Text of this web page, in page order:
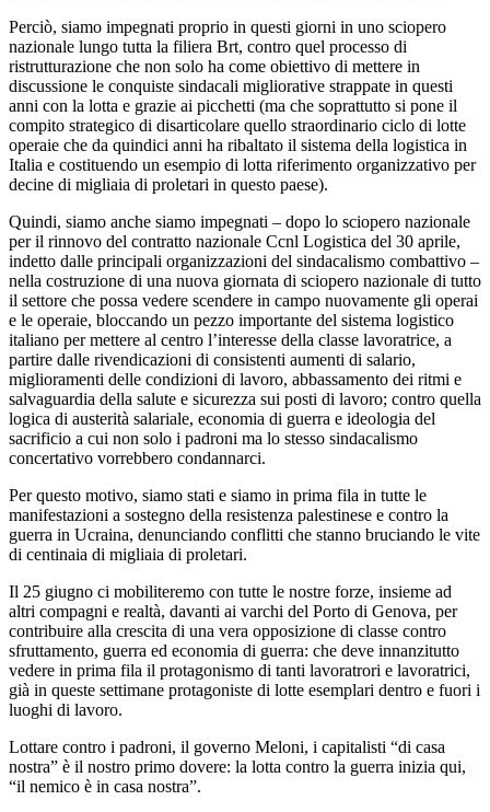
Perciò, siamo impegnati proprio in questi giorni in uno sciopero
nazionale lungo tutta la filiera Brt, contro quel processo di
ristrutturazione che non solo ha come obiettivo di mettere in
discussione le conquiste sindacali migliorative strappate in questi
anni con la lotta e grazie ai picchetti (ma che soprattutto si pone il
compito strategico di disarticolare quello straordinario ciclo di lotte
operaie che da quindici anni ha ribaltato il sistema della logistica in
Italia e costituendo un esempio di lotta riferimento organizzativo per
decine di migliaia di proletari in questo paese).
Quindi, siamo anche siamo impegnati – dopo lo sciopero nazionale
per il rinnovo del contratto nazionale Ccnl Logistica del 30 aprile,
indetto dalle principali organizzazioni del sindacalismo combattivo –
nella costruzione di una nuova giornata di sciopero nazionale di tutto
il settore che possa vedere scendere in campo nuovamente gli operai
e le operaie, bloccando un pezzo importante del sistema logistico
italiano per mettere al centro l’interesse della classe lavoratrice, a
partire dalle rivendicazioni di consistenti aumenti di salario,
miglioramenti delle condizioni di lavoro, abbassamento dei ritmi e
salvaguardia della salute e sicurezza sui posti di lavoro; contro quella
logica di austerità salariale, economia di guerra e ideologia del
sacrificio a cui non solo i padroni ma lo stesso sindacalismo
concertativo vorrebbero condannarci.
Per questo motivo, siamo stati e siamo in prima fila in tutte le
manifestazioni a sostegno della resistenza palestinese e contro la
guerra in Ucraina, denunciando conflitti che stanno bruciando le vite
di centinaia di migliaia di proletari.
Il 25 giugno ci mobiliteremo con tutte le nostre forze, insieme ad
altri compagni e realtà, davanti ai varchi del Porto di Genova, per
contribuire alla crescita di una vera opposizione di classe contro
sfruttamento, guerra ed economia di guerra: che deve innanzitutto
vedere in prima fila il protagonismo di tanti lavoratrori e lavoratrici,
già in queste settimane protagoniste di lotte esemplari dentro e fuori i
luoghi di lavoro.
Lottare contro i padroni, il governo Meloni, i capitalisti “di casa
nostra” è il nostro primo dovere: la lotta contro la guerra inizia qui,
“il nemico è in casa nostra”.